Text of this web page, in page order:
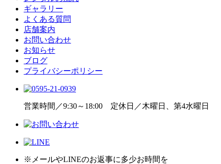
ギャラリー
よくある質問
店舗案内
お問い合わせ
お知らせ
ブログ
プライバシーポリシー
営業時間／9:30～18:00 定休日／木曜日、第4水曜日
※メールやLINEのお返事に多少お時間を